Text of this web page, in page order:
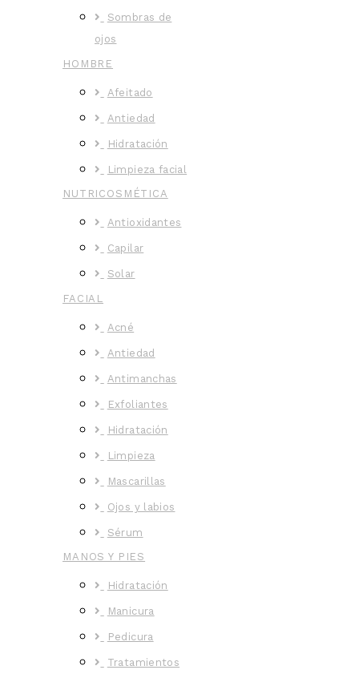
Sombras de
ojos
HOMBRE
Afeitado
Antiedad
Hidratación
Limpieza facial
NUTRICOSMÉTICA
Antioxidantes
Capilar
Solar
FACIAL
Acné
Antiedad
Antimanchas
Exfoliantes
Hidratación
Limpieza
Mascarillas
Ojos y labios
Sérum
MANOS Y PIES
Hidratación
Manicura
Pedicura
Tratamientos